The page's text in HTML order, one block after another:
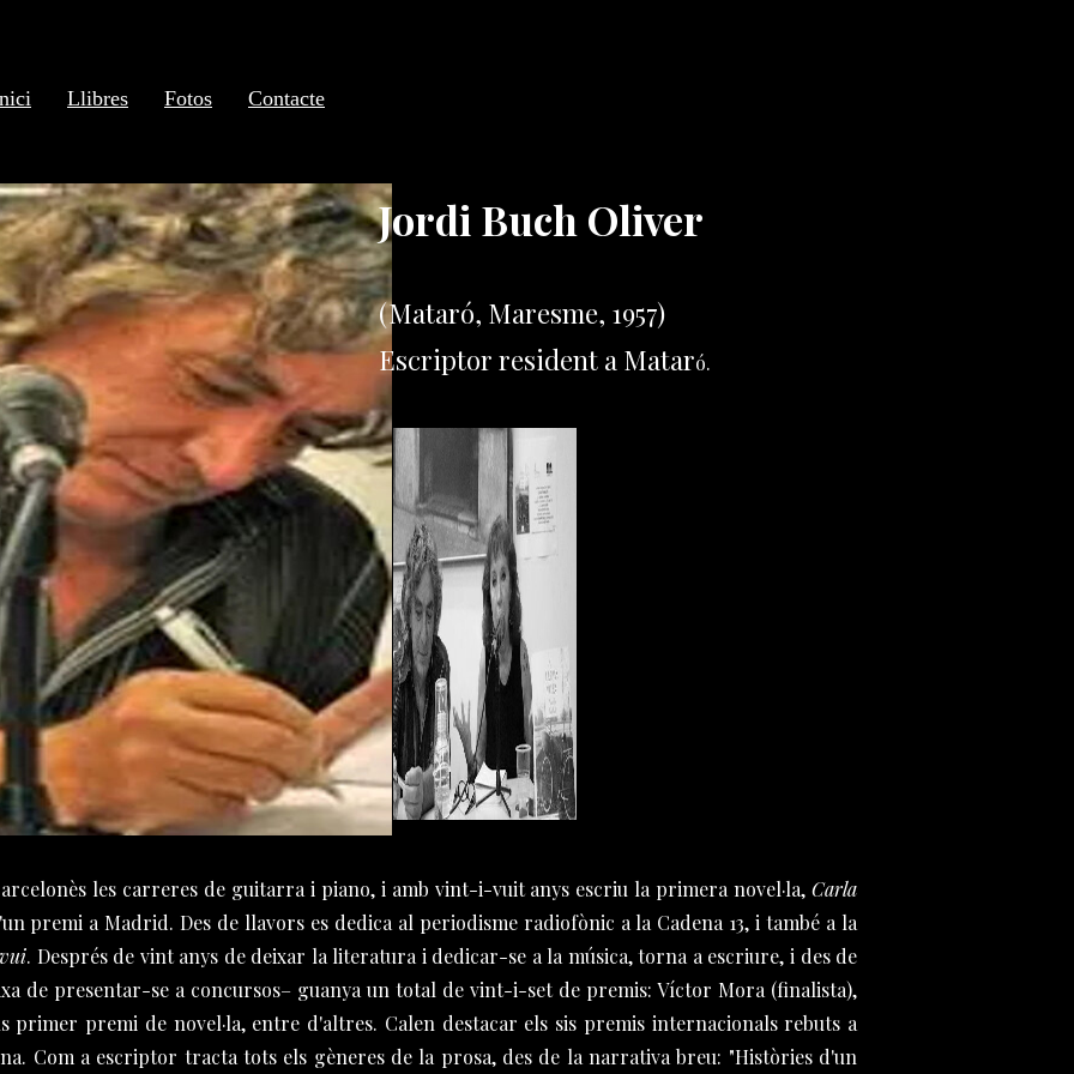
Llibres Fotos Contacte
Jordi Buch Oliver
(Mataró, Maresme, 1957)
Escriptor resident a Mataró.
les carreres de guitarra i piano, i amb vint-i-vuit anys escriu la primera novel·la, Carla
premi a Madrid. Des de llavors es dedica al periodisme radiofònic a la Cadena 13, i també a la
. Després de vint anys de deixar la literatura i dedicar-se a la música, torna a escriure, i des de
de presentar-se a concursos– guanya un total de vint-i-set de premis: Víctor Mora (finalista),
primer premi de novel·la, entre d'altres. Calen destacar els sis premis internacionals rebuts a
Com a escriptor tracta tots els gèneres de la prosa, des de la narrativa breu: "Històries d'un